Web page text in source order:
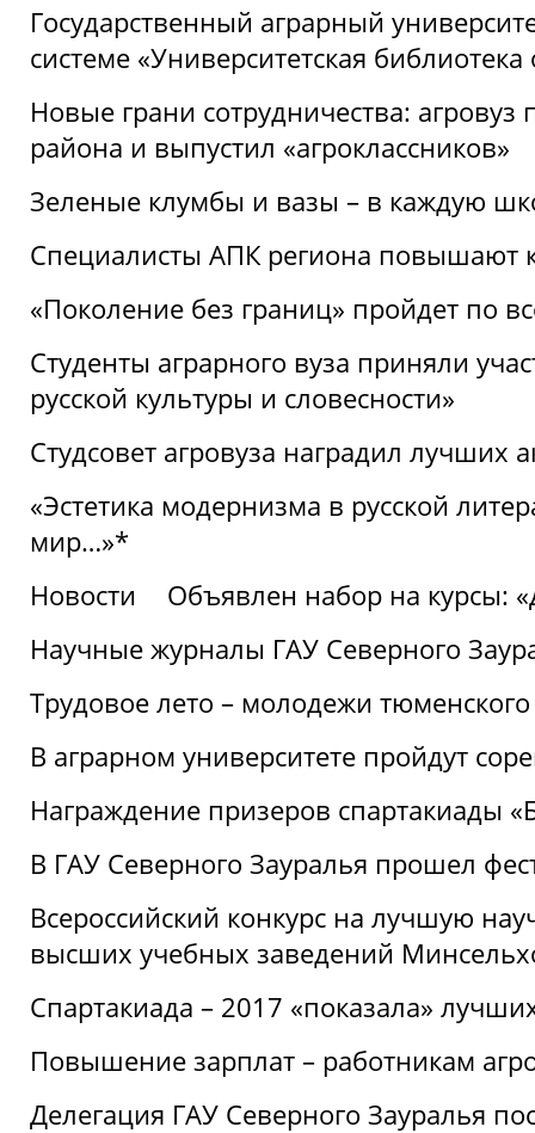
Государственный аграрный
системе «Университетская
Новые грани сотрудничества:
района и выпустил «агроклассников»
Зеленые клумбы и вазы – в каждую
Специалисты АПК региона повышают
«Поколение без границ» пройдет по
Студенты аграрного вуза приняли
русской культуры и словесности»
Студсовет агровуза наградил лучших
«Эстетика модернизма в русской
мир…»*
Новости
Объявлен набор на курсы:
Научные журналы ГАУ Северного
Трудовое лето – молодежи
В аграрном университете пройдут
Награждение призеров спартакиады
В ГАУ Северного Зауралья прошел
Всероссийский конкурс на лучшую
высших учебных заведений
Спартакиада – 2017 «показала»
Повышение зарплат – работникам
Делегация ГАУ Северного Зауралья